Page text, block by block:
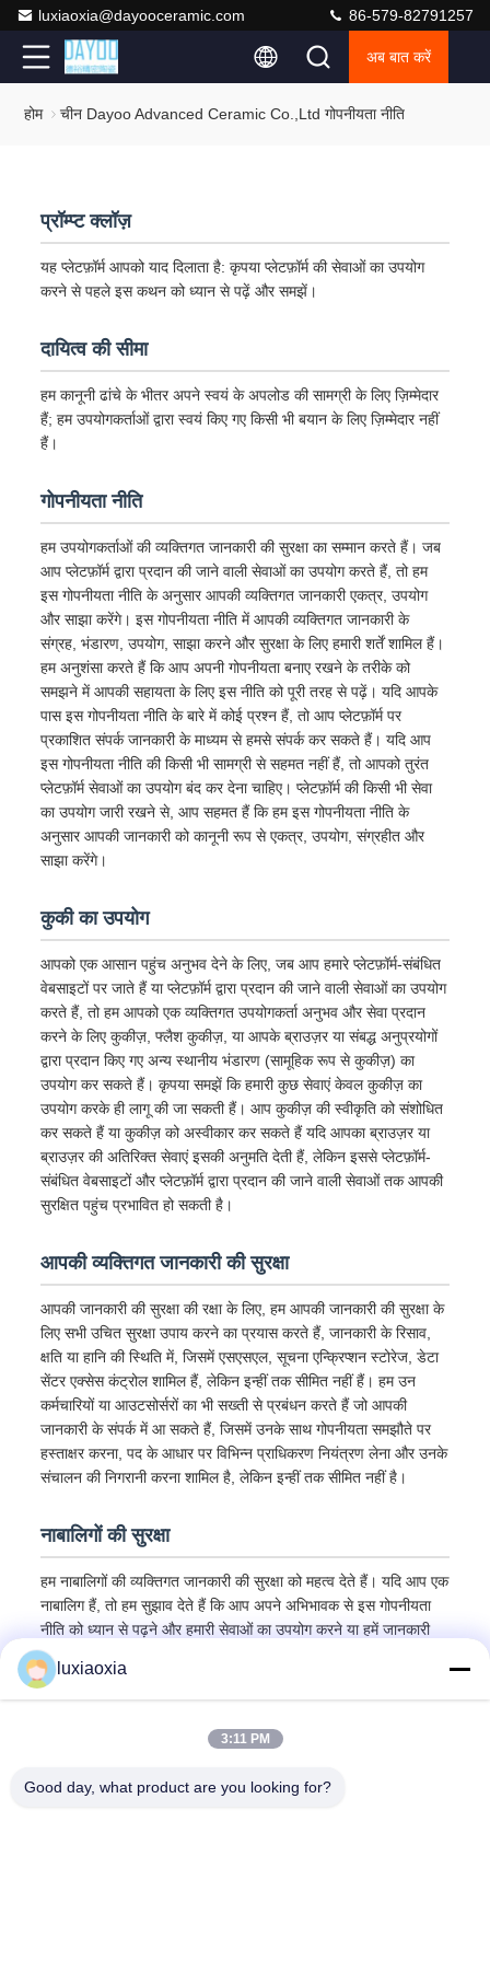
luxiaoxia@dayooceramic.com 86-579-82791257
अब बात करें
होम चीन Dayoo Advanced Ceramic Co.,Ltd गोपनीयता नीति
प्रॉम्प्ट क्लॉज़
यह प्लेटफ़ॉर्म आपको याद दिलाता है: कृपया प्लेटफ़ॉर्म की सेवाओं का उपयोग
करने से पहले इस कथन को ध्यान से पढ़ें और समझें।
दायित्व की सीमा
हम कानूनी ढांचे के भीतर अपने स्वयं के अपलोड की सामग्री के लिए ज़िम्मेदार
हैं; हम उपयोगकर्ताओं द्वारा स्वयं किए गए किसी भी बयान के लिए ज़िम्मेदार नहीं
हैं।
गोपनीयता नीति
हम उपयोगकर्ताओं की व्यक्तिगत जानकारी की सुरक्षा का सम्मान करते हैं। जब
आप प्लेटफ़ॉर्म द्वारा प्रदान की जाने वाली सेवाओं का उपयोग करते हैं, तो हम
इस गोपनीयता नीति के अनुसार आपकी व्यक्तिगत जानकारी एकत्र, उपयोग
और साझा करेंगे। इस गोपनीयता नीति में आपकी व्यक्तिगत जानकारी के
संग्रह, भंडारण, उपयोग, साझा करने और सुरक्षा के लिए हमारी शर्तें शामिल हैं।
हम अनुशंसा करते हैं कि आप अपनी गोपनीयता बनाए रखने के तरीके को
समझने में आपकी सहायता के लिए इस नीति को पूरी तरह से पढ़ें। यदि आपके
पास इस गोपनीयता नीति के बारे में कोई प्रश्न हैं, तो आप प्लेटफ़ॉर्म पर
प्रकाशित संपर्क जानकारी के माध्यम से हमसे संपर्क कर सकते हैं। यदि आप
इस गोपनीयता नीति की किसी भी सामग्री से सहमत नहीं हैं, तो आपको तुरंत
प्लेटफ़ॉर्म सेवाओं का उपयोग बंद कर देना चाहिए। प्लेटफ़ॉर्म की किसी भी सेवा
का उपयोग जारी रखने से, आप सहमत हैं कि हम इस गोपनीयता नीति के
अनुसार आपकी जानकारी को कानूनी रूप से एकत्र, उपयोग, संग्रहीत और
साझा करेंगे।
कुकी का उपयोग
आपको एक आसान पहुंच अनुभव देने के लिए, जब आप हमारे प्लेटफ़ॉर्म-संबंधित
वेबसाइटों पर जाते हैं या प्लेटफ़ॉर्म द्वारा प्रदान की जाने वाली सेवाओं का उपयोग
करते हैं, तो हम आपको एक व्यक्तिगत उपयोगकर्ता अनुभव और सेवा प्रदान
करने के लिए कुकीज़, फ्लैश कुकीज़, या आपके ब्राउज़र या संबद्ध अनुप्रयोगों
द्वारा प्रदान किए गए अन्य स्थानीय भंडारण (सामूहिक रूप से कुकीज़) का
उपयोग कर सकते हैं। कृपया समझें कि हमारी कुछ सेवाएं केवल कुकीज़ का
उपयोग करके ही लागू की जा सकती हैं। आप कुकीज़ की स्वीकृति को संशोधित
कर सकते हैं या कुकीज़ को अस्वीकार कर सकते हैं यदि आपका ब्राउज़र या
ब्राउज़र की अतिरिक्त सेवाएं इसकी अनुमति देती हैं, लेकिन इससे प्लेटफ़ॉर्म-
संबंधित वेबसाइटों और प्लेटफ़ॉर्म द्वारा प्रदान की जाने वाली सेवाओं तक आपकी
सुरक्षित पहुंच प्रभावित हो सकती है।
आपकी व्यक्तिगत जानकारी की सुरक्षा
आपकी जानकारी की सुरक्षा की रक्षा के लिए, हम आपकी जानकारी की सुरक्षा के
लिए सभी उचित सुरक्षा उपाय करने का प्रयास करते हैं, जानकारी के रिसाव,
क्षति या हानि की स्थिति में, जिसमें एसएसएल, सूचना एन्क्रिप्शन स्टोरेज, डेटा
सेंटर एक्सेस कंट्रोल शामिल हैं, लेकिन इन्हीं तक सीमित नहीं हैं। हम उन
कर्मचारियों या आउटसोर्सरों का भी सख्ती से प्रबंधन करते हैं जो आपकी
जानकारी के संपर्क में आ सकते हैं, जिसमें उनके साथ गोपनीयता समझौते पर
हस्ताक्षर करना, पद के आधार पर विभिन्न प्राधिकरण नियंत्रण लेना और उनके
संचालन की निगरानी करना शामिल है, लेकिन इन्हीं तक सीमित नहीं है।
नाबालिगों की सुरक्षा
हम नाबालिगों की व्यक्तिगत जानकारी की सुरक्षा को महत्व देते हैं। यदि आप एक
नाबालिग हैं, तो हम सुझाव देते हैं कि आप अपने अभिभावक से इस गोपनीयता
नीति को ध्यान से पढ़ने और हमारी सेवाओं का उपयोग करने या हमें जानकारी
प्रदान करने के लिए कहें, अभिभावक की सहमति प्राप्त करने के आधार पर।
luxiaoxia
3:11 PM
Good day, what product are you looking for?